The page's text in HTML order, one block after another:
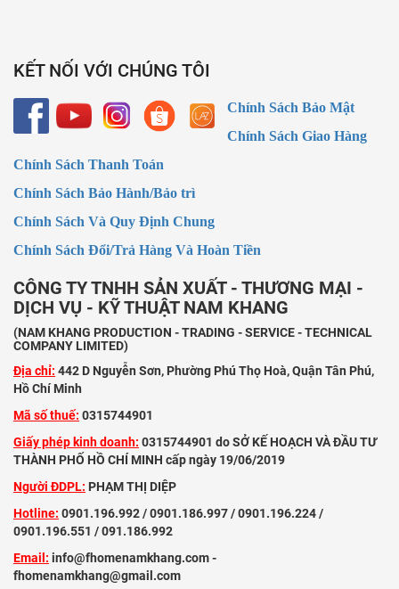
KẾT NỐI VỚI CHÚNG TÔI
Chính Sách Bảo Mật
Chính Sách Giao Hàng
Chính Sách Thanh Toán
Chính Sách Bảo Hành/Bảo trì
Chính Sách Và Quy Định Chung
Chính Sách Đổi/Trả Hàng Và Hoàn Tiền
CÔNG TY TNHH SẢN XUẤT - THƯƠNG MẠI -
DỊCH VỤ - KỸ THUẬT NAM KHANG
(NAM KHANG PRODUCTION - TRADING - SERVICE - TECHNICAL
COMPANY LIMITED)
Địa chỉ: 442 D Nguyễn Sơn, Phường Phú Thọ Hoà, Quận Tân Phú,
Hồ Chí Minh
Mã số thuế: 0315744901
Giấy phép kinh doanh: 0315744901 do SỞ KẾ HOẠCH VÀ ĐẦU TƯ
THÀNH PHỐ HỒ CHÍ MINH cấp ngày 19/06/2019
Người ĐDPL: PHẠM THỊ DIỆP
Hotline: 0901.196.992 / 0901.186.997 / 0901.196.224 /
0901.196.551 / 091.186.992
Email: info@fhomenamkhang.com -
fhomenamkhang@gmail.com